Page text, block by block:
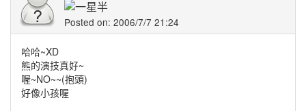
Posted on: 2006/7/7 21:24
哈哈~XD
熊的演技真好~
喔~NO~~(抱頭)
好像小孩喔